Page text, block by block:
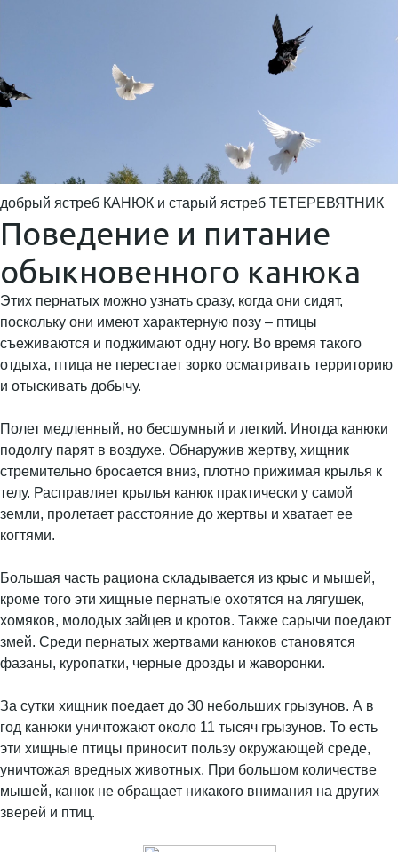
добрый ястреб КАНЮК и старый ястреб ТЕТЕРЕВЯТНИК
Поведение и питание
обыкновенного канюка
Этих пернатых можно узнать сразу, когда они сидят,
поскольку они имеют характерную позу – птицы
съеживаются и поджимают одну ногу. Во время такого
отдыха, птица не перестает зорко осматривать территорию
и отыскивать добычу.
Полет медленный, но бесшумный и легкий. Иногда канюки
подолгу парят в воздухе. Обнаружив жертву, хищник
стремительно бросается вниз, плотно прижимая крылья к
телу. Расправляет крылья канюк практически у самой
земли, пролетает расстояние до жертвы и хватает ее
когтями.
Большая часть рациона складывается из крыс и мышей,
кроме того эти хищные пернатые охотятся на лягушек,
хомяков, молодых зайцев и кротов. Также сарычи поедают
змей. Среди пернатых жертвами канюков становятся
фазаны, куропатки, черные дрозды и жаворонки.
За сутки хищник поедает до 30 небольших грызунов. А в
год канюки уничтожают около 11 тысяч грызунов. То есть
эти хищные птицы приносит пользу окружающей среде,
уничтожая вредных животных. При большом количестве
мышей, канюк не обращает никакого внимания на других
зверей и птиц.